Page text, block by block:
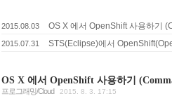
2015.08.03 OS X 에서 OpenShift 사용하기
2015.07.31 STS(Eclipse)에서
OS X 에서 OpenShift 사용하기
프로그래밍/Cloud 2015. 8. 3. 17:15